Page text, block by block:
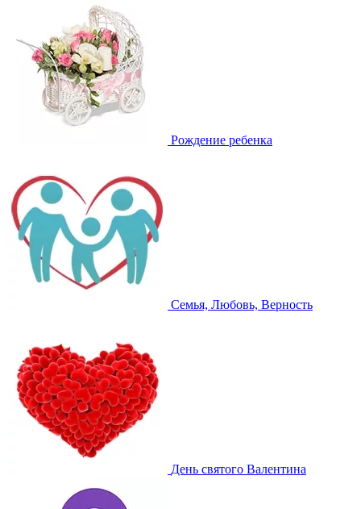
Рождение ребенка
Семья, Любовь, Верность
День святого Валентина